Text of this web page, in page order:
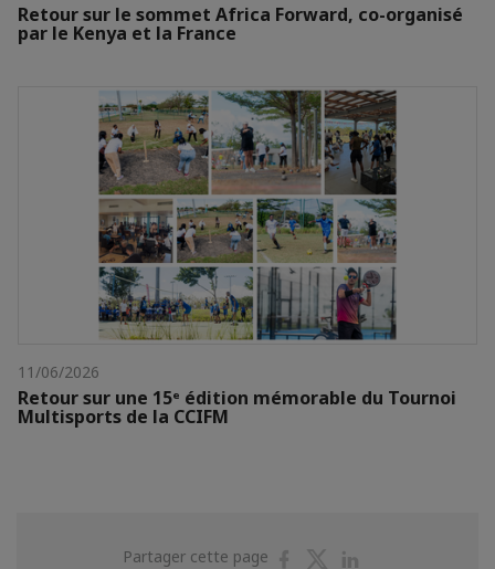
Retour sur le sommet Africa Forward, co-organisé
par le Kenya et la France
11/06/2026
Retour sur une 15ᵉ édition mémorable du Tournoi
Multisports de la CCIFM
Partager cette page
PartagerPartager